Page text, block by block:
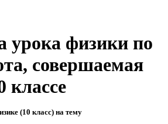
урока физики по
совершаемая
классе
(10 класс) на тему